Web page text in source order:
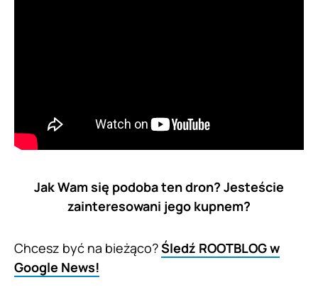
Jak Wam się podoba ten dron? Jesteście
zainteresowani jego kupnem?
Chcesz być na bieżąco?Śledź ROOTBLOG w
Google News!